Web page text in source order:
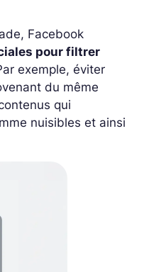
Facebook
pour filtrer
exemple, éviter
du même
qui
nuisibles et ainsi